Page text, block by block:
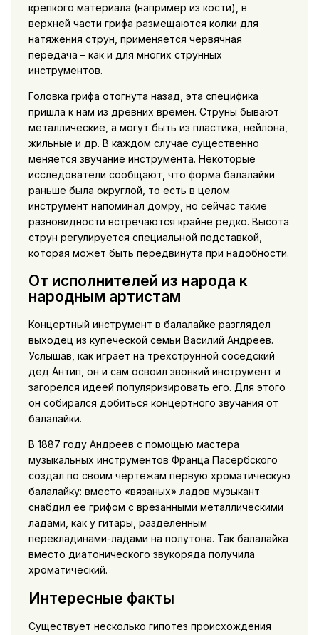
крепкого материала (например из кости), в
верхней части грифа размещаются колки для
натяжения струн, применяется червячная
передача – как и для многих струнных
инструментов.
Головка грифа отогнута назад, эта специфика
пришла к нам из древних времен. Струны бывают
металлические, а могут быть из пластика, нейлона,
жильные и др. В каждом случае существенно
меняется звучание инструмента. Некоторые
исследователи сообщают, что форма балалайки
раньше была округлой, то есть в целом
инструмент напоминал домру, но сейчас такие
разновидности встречаются крайне редко. Высота
струн регулируется специальной подставкой,
которая может быть передвинута при надобности.
От исполнителей из народа к
народным артистам
Концертный инструмент в балалайке разглядел
выходец из купеческой семьи Василий Андреев.
Услышав, как играет на трехструнной соседский
дед Антип, он и сам освоил звонкий инструмент и
загорелся идеей популяризировать его. Для этого
он собирался добиться концертного звучания от
балалайки.
В 1887 году Андреев с помощью мастера
музыкальных инструментов Франца Пасербского
создал по своим чертежам первую хроматическую
балалайку: вместо «вязаных» ладов музыкант
снабдил ее грифом с врезанными металлическими
ладами, как у гитары, разделенным
перекладинами-ладами на полутона. Так балалайка
вместо диатонического звукоряда получила
хроматический.
Интересные факты
Существует несколько гипотез происхождения